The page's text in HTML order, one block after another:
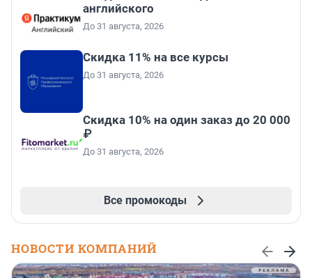
английского
До 31 августа, 2026
Скидка 11% на все курсы
До 31 августа, 2026
Скидка 10% на один заказ до 20 000
₽
До 31 августа, 2026
Все промокоды
НОВОСТИ КОМПАНИЙ